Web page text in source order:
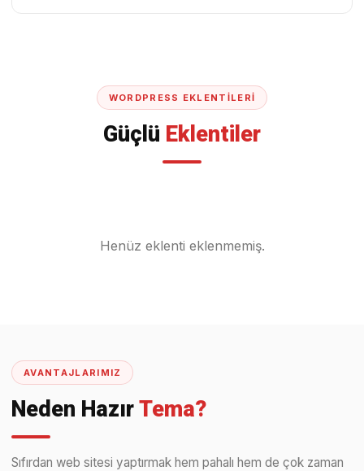
WORDPRESS EKLENTILERI
Güçlü Eklentiler
Henüz eklenti eklenmemiş.
AVANTAJLARIMIZ
Neden HazırTema?
Sıfırdan web sitesi yaptırmak hem pahalı hem de çok zaman